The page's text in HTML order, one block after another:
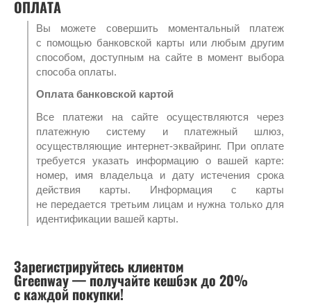
ОПЛАТА
Вы можете совершить моментальный платеж
с помощью банковской карты или любым другим
способом, доступным на сайте в момент выбора
способа оплаты.
Оплата банковской картой
Все платежи на сайте осуществляются через
платежную систему и платежный шлюз,
осуществляющие интернет-эквайринг. При оплате
требуется указать информацию о вашей карте:
номер, имя владельца и дату истечения срока
действия карты. Информация с карты
не передается третьим лицам и нужна только для
идентификации вашей карты.
Зарегистрируйтесь клиентом
Greenway — получайте кешбэк до 20%
с каждой покупки!